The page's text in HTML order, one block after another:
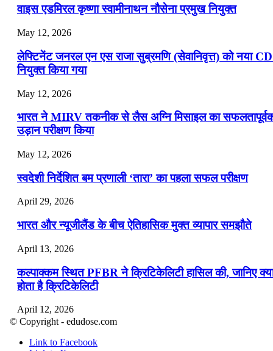
वाइस एडमिरल कृष्णा स्वामीनाथन नौसेना प्रमुख नियुक्त
May 12, 2026
लेफ्टिनेंट जनरल एन एस राजा सुब्रमणि (सेवानिवृत्त) को नया
नियुक्त किया गया
May 12, 2026
भारत ने MIRV तकनीक से लैस अग्नि मिसाइल का
उड़ान परीक्षण किया
May 12, 2026
स्वदेशी निर्देशित बम प्रणाली ‘तारा’ का पहला सफल परीक्षण
April 29, 2026
भारत और न्यूजीलैंड के बीच ऐतिहासिक मुक्त व्यापार समझौते
April 13, 2026
कल्पाक्कम स्थित PFBR ने क्रिटिकेलिटी हासिल की, जानिए
होता है क्रिटिकेलिटी
April 12, 2026
© Copyright - edudose.com
Link to Facebook